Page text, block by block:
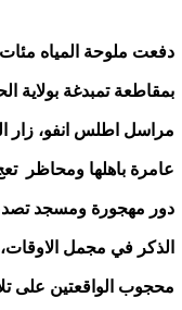
دفعت ملوحة المياه
بمقاطعة تمبدغة بولاية
مراسل اطلس انفو، زار
عامرة باهلها ومحاظر
دور مهجورة ومسجد
الذكر في مجمل
محجوب الواقعتين على